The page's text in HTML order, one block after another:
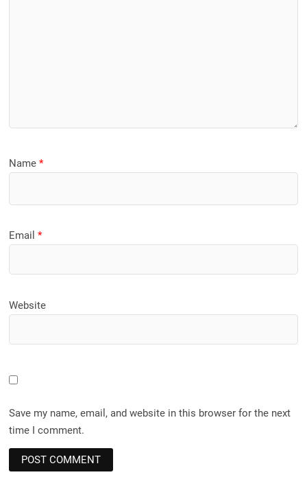
Name*
Email*
Website
Save my name, email, and website in this browser for the next
time I comment.